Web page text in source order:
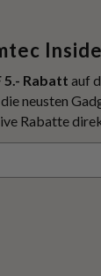
5.- Rabatt auf
neusten
Rabatte